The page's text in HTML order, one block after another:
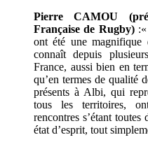
Pierre CAMOU
Française de Rugby):«
ont été une magnifique
connaît depuis
France, aussi bien en
qu’en termes de qualité
présents à Albi, qui
tous les territoires,
rencontres s’étant
état d’esprit, tout